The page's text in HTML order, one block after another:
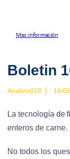
Boletin
Analiza010 16/
La tecnología de
enteros de carne.
No todos los